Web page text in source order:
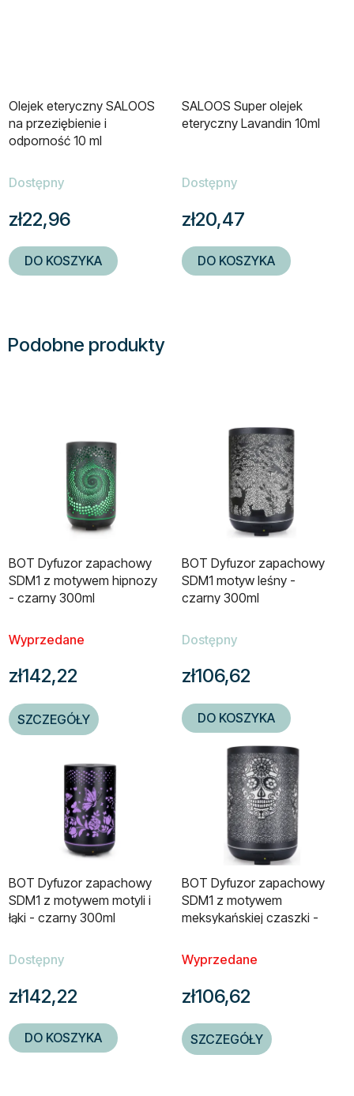
Olejek eteryczny SALOOS
na przeziębienie i
odporność 10 ml
Dostępny
zł22,96
DO KOSZYKA
SALOOS Super olejek
eteryczny Lavandin 10ml
Dostępny
zł20,47
DO KOSZYKA
Podobne produkty
BOT Dyfuzor zapachowy
SDM1 z motywem hipnozy
- czarny 300ml
Wyprzedane
zł142,22
SZCZEGÓŁY
BOT Dyfuzor zapachowy
SDM1 motyw leśny -
czarny 300ml
Dostępny
zł106,62
DO KOSZYKA
BOT Dyfuzor zapachowy
SDM1 z motywem motyli i
łąki - czarny 300ml
Dostępny
zł142,22
DO KOSZYKA
BOT Dyfuzor zapachowy
SDM1 z motywem
meksykańskiej czaszki -
Wyprzedane
zł106,62
SZCZEGÓŁY